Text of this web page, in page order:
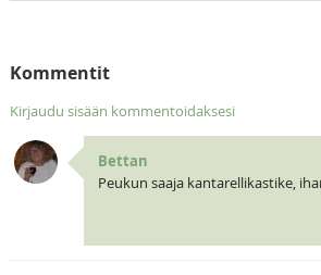
Kommentit
Kirjaudu sisään kommentoidaksesi
Bettan
Peukun saaja kantarellikastike,